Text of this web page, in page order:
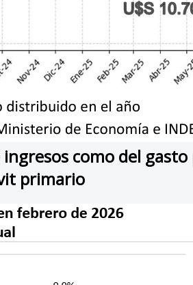
como del
primario